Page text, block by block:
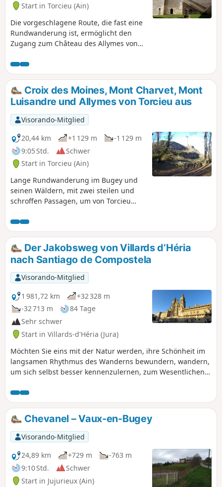
Start in Torcieu (Ain)
Die vorgeschlagene Route, die fast eine
Rundwanderung ist, ermöglicht den
Zugang zum Château des Allymes von
etwas sportliche Wanderung mit zwei
Gesichtern: - steile Abschnitte oberhalb
von Torcieu (die manchmal den Einsatz
der Hände erfordern), Langstreckenweg
mit einer Abfolge von Aufstiegen und
Abstiegen ohne übermäßige
Steigungen. Der größte Teil der Strecke
verläuft im Unterholz (mit
eingeschränkter Sicht). Wanderstöcke
sind vor allem bei feuchtem Boden
empfehlenswert.
Croix des Moines, Mont Charvet, Mont
Luisandre und Allymes von Torcieu aus
Visorando-Mitglied
20,44 km
+1 129 m
-1 129 m
9:05 Std.
Schwer
Start in Torcieu (Ain)
Lange Rundwanderung im Bugey und
seinen Wäldern, mit zwei steilen und
schroffen Passagen, um von Torcieu
hinaufzusteigen und am Ende über den
Kamm des Rocher de la Cha-Gebiets
wieder hinabzusteigen. Der Rest der
Strecke verläuft durch den Wald und ist
ohne Schwierigkeiten, aber relativ lang
und mit einer Reihe von Aufstiegen und
Abstiegen. Die Aussicht vom Mont
Luisandre ist weitreichend, und diese
Rundwanderung ermöglicht den
Besuch von zwei der Burgen der
sogenannten „Quatre Châteaux“-Route.
Der Jakobsweg von Villards d’Héria
nach Santiago de Compostela
Visorando-Mitglied
1 981,72 km
+32 328 m
-32 713 m
84 Tage
Sehr schwer
Start in Villards-d'Héria (Jura)
Möchten Sie eins mit der Natur werden, ihre Schönheit im
langsamen Rhythmus des Wanderns bewundern, wandern,
um sich selbst besser kennenzulernen, zum Wesentlichen
auf ein Abenteuer auf dem Jakobsweg. Genau das schlage
ich Ihnen mit dieser Route vor. Ich bin von meinem Dorf im
Jura aufgebrochen (die ersten 6 Etappen gehören nicht zu
den markierten Routen der Jakobswege), um nach Santiago
de Compostela in Spanien zu gelangen. Aber nichts hindert
Sie daran, von zu Hause aus zu starten, um eine der
Etappen anzuschließen, oder in Le Puy-en-Velay oder einer
anderen Stadt auf der Strecke zu beginnen. .
Chevanel – Vaux-en-Bugey
Visorando-Mitglied
24,89 km
+729 m
-763 m
9:10 Std.
Schwer
Start in Jujurieux (Ain)